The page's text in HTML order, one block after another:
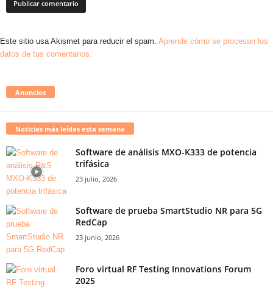
Este sitio usa Akismet para reducir el spam. Aprende cómo se procesan los
datos de tus comentarios.
Anuncios
Noticias más leídas esta semana
Software de análisis MXO-K333 de potencia
trifásica
23 julio, 2026
Software de prueba SmartStudio NR para 5G
RedCap
23 junio, 2026
Foro virtual RF Testing Innovations Forum
2025